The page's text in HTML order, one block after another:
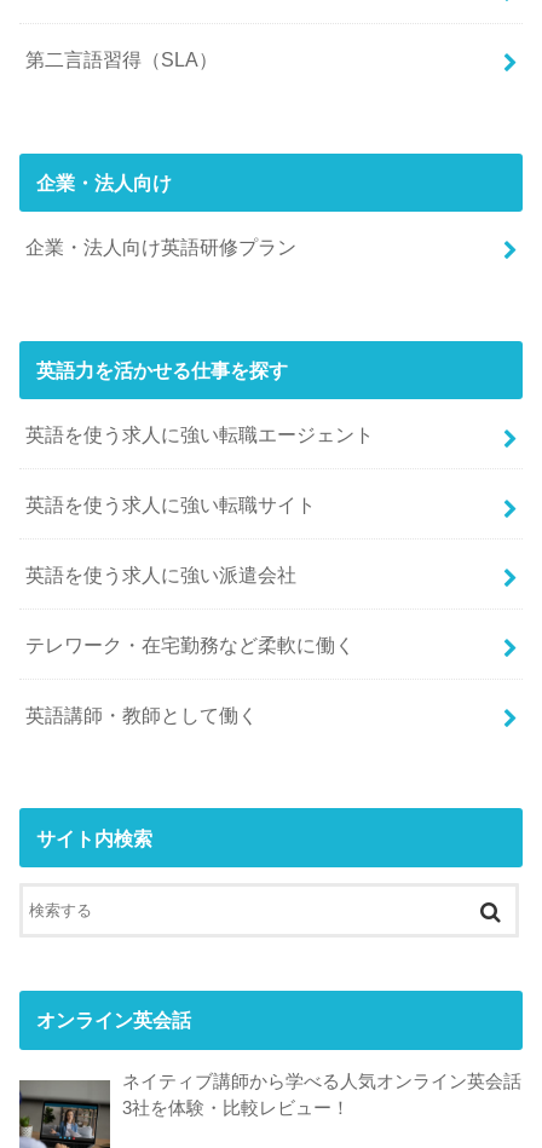
第二言語習得（SLA）
企業・法人向け
企業・法人向け英語研修プラン
英語力を活かせる仕事を探す
英語を使う求人に強い転職エージェント
英語を使う求人に強い転職サイト
英語を使う求人に強い派遣会社
テレワーク・在宅勤務など柔軟に働く
英語講師・教師として働く
サイト内検索
オンライン英会話
ネイティブ講師から学べる人気オンライン英会話
3社を体験・比較レビュー！